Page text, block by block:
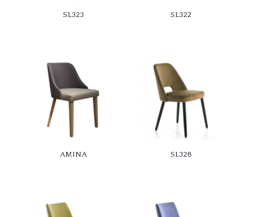
SL323 SL322
AMINA SL328